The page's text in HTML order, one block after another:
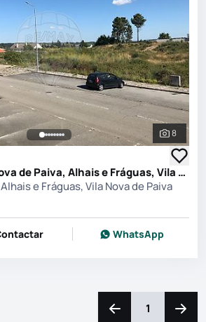
Ver
8
Terreno em Vila Nova de Paiva, Alhais e Fráguas, Vila Nova de Paiva
e Fráguas, Vila Nova de Paiva
WhatsApp
Navegação para a
1